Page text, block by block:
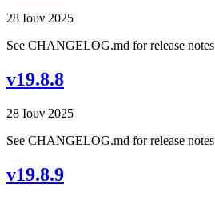
28 Ιουν 2025
See CHANGELOG.md for release notes
v19.8.8
28 Ιουν 2025
See CHANGELOG.md for release notes
v19.8.9